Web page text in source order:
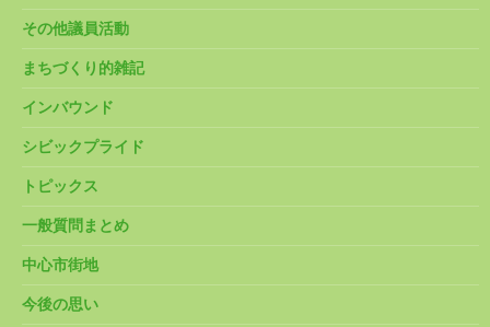
その他議員活動
まちづくり的雑記
インバウンド
シビックプライド
トピックス
一般質問まとめ
中心市街地
今後の思い